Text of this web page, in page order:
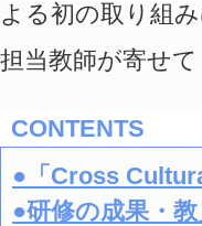
よる初の取り組
担当教師が寄せ
CONTENTS
●「Cross
●研修の成果・